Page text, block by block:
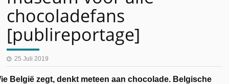
chocoladefans
[publireportage]
25 Juli 2019
België zegt, denkt meteen aan chocolade. Belgische